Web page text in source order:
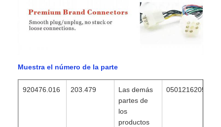
Muestra el número de la parte
920476.016 203.479
Las demás
partes de
los
productos
0501216205